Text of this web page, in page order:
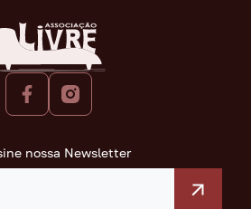
nossa Newsletter